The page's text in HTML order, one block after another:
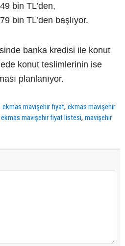
bin TL’den,
bin TL’den başlıyor.
banka kredisi ile konut
konut teslimlerinin ise
planlanıyor.
ekmas mavişehir fiyat,ekmas mavişehir
ekmas mavişehir fiyat listesi, mavişehir